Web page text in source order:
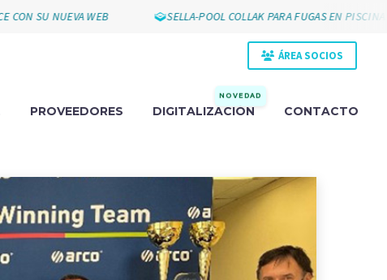
NUEVA WEB SELLA-POOL COLLAK PARA FUGAS EN PISCINAS
ÁREA SOCIOS
PROVEEDORES DIGITALIZACIÓN
NOVEDAD
CONTACTO